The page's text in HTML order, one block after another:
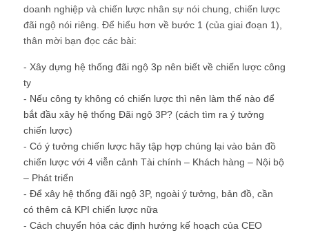
doanh nghiệp và chiến lược nhân sự nói chung, chiến lược
đãi ngộ nói riêng. Để hiểu hơn về bước 1 (của giai đoạn 1),
thân mời bạn đọc các bài:
- Xây dựng hệ thống đãi ngộ 3p nên biết về chiến lược công
ty
- Nếu công ty không có chiến lược thì nên làm thế nào để
bắt đầu xây hệ thống Đãi ngộ 3P? (cách tìm ra ý tưởng
chiến lược)
- Có ý tưởng chiến lược hãy tập hợp chúng lại vào bản đồ
chiến lược với 4 viễn cảnh Tài chính – Khách hàng – Nội bộ
– Phát triển
- Để xây hệ thống đãi ngộ 3P, ngoài ý tưởng, bản đồ, cần
có thêm cả KPI chiến lược nữa
- Cách chuyển hóa các định hướng kế hoạch của CEO